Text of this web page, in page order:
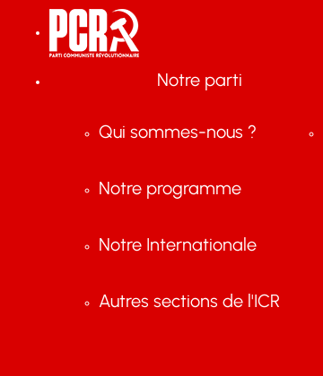
Notre parti
Qui sommes-nous ?
Notre programme
Notre Internationale
Autres sections de l'ICR